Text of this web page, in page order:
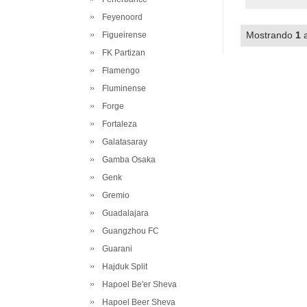
Feyenoord
Figueirense
FK Partizan
Flamengo
Fluminense
Forge
Fortaleza
Galatasaray
Gamba Osaka
Genk
Gremio
Guadalajara
Guangzhou FC
Guarani
Hajduk Split
Hapoel Be'er Sheva
Hapoel Beer Sheva
Mostrando 1